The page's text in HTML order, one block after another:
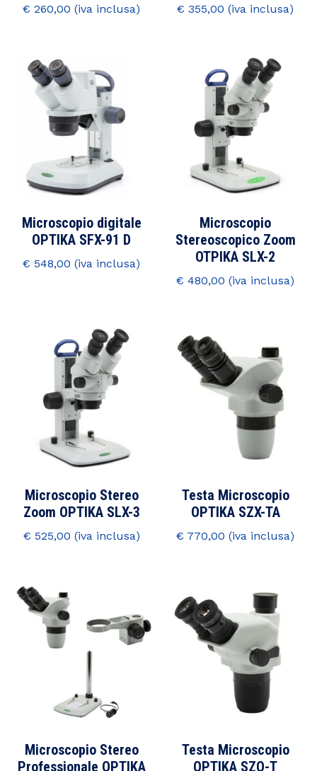
€ 260,00 € 355,00
Microscopio digitale
OPTIKA SFX-91 D
€ 548,00
Microscopio
Stereoscopico Zoom
OTPIKA SLX-2
€ 480,00
Microscopio Stereo
Zoom OPTIKA SLX-3
€ 525,00
Testa Microscopio
OPTIKA SZX-TA
€ 770,00
Microscopio Stereo
Professionale OPTIKA
Testa Microscopio
OPTIKA SZO-T